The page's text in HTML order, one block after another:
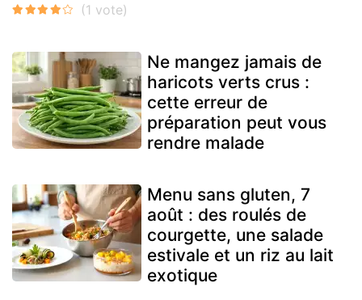
Ne mangez jamais de
haricots verts crus :
cette erreur de
préparation peut vous
rendre malade
Menu sans gluten, 7
août : des roulés de
courgette, une salade
estivale et un riz au lait
exotique